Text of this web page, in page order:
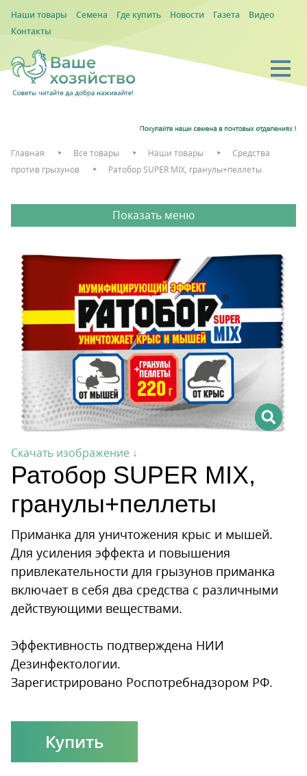
Наши товары Семена Где купить Новости Газета
Видео
Контакты
Главная Все товары Наши товары
Средства
против грызунов
Ратобор SUPER MIX, гранулы+пеллеты
Скачать изображение ↓
Ратобор SUPER MIX,
гранулы+пеллеты
Приманка для уничтожения крыс и мышей.
Для усиления эффекта и повышения
привлекательности для грызунов приманка
включает в себя два средства с различными
действующими веществами.
Эффективность подтверждена НИИ
Дезинфектологии.
Зарегистрировано Роспотребнадзором РФ.
Купить